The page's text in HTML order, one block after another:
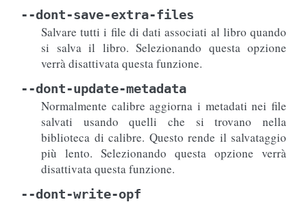
--dont-save-extra-files
Salvare tutti i file di dati associati al libro quando
si salva il libro. Selezionando questa opzione
verrà disattivata questa funzione.
--dont-update-metadata
Normalmente calibre aggiorna i metadati nei file
salvati usando quelli che si trovano nella
biblioteca di calibre. Questo rende il salvataggio
più lento. Selezionando questa opzione verrà
disattivata questa funzione.
--dont-write-opf